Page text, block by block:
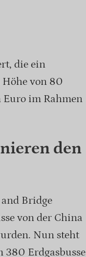
die ein
von 80
im Rahmen
den
Bridge
von der China
Nun steht
380 Erdgasbusse